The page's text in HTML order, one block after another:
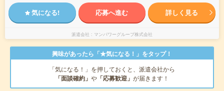
気になる! 応募へ進む 詳しく見る
派遣会社 マンパワーグループ株式会社
興味があったら「★気になる！」をタップ！
「気になる！」を押しておくと、派遣会社から
「面談確約」 や 「応募歓迎」 が届きます！